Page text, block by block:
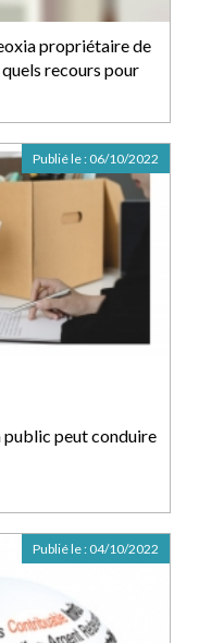
propriétaire de
recours pour
public peut conduire
Publié le : 06/10/2022
Publié le : 04/10/2022